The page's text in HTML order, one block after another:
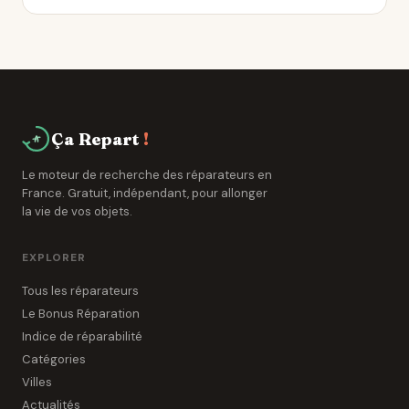
professionnel de Attignat peut diagnostiquer la
Ça Repart !
Le moteur de recherche des réparateurs en
France. Gratuit, indépendant, pour allonger
la vie de vos objets.
EXPLORER
Tous les réparateurs
Le Bonus Réparation
Indice de réparabilité
Catégories
Villes
Actualités